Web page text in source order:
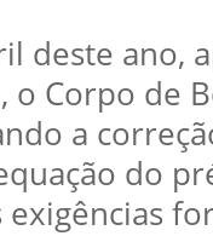
deste ano,
o Corpo de
a
do
exigências